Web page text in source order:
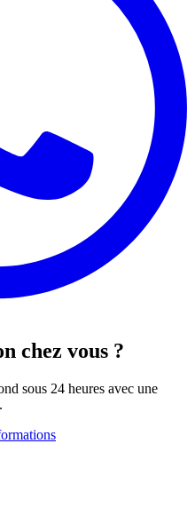
chez vous ?
sous 24 heures avec une